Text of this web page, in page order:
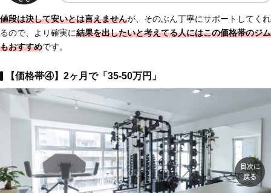
値段は決して安いとは言えませんが、そのぶん丁寧にサポートしてくれ
るので、より確実に結果を出したいと考えてる人にはこの価格帯のジム
もおすすめです。
【価格帯④】2ヶ月で「35-50万円」
目次に
戻る